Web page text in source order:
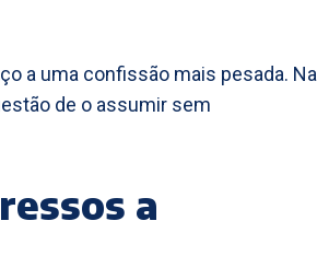
a uma confissão mais pesada. Na
de o assumir sem
a